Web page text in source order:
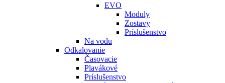
EVO
Moduly
Zostavy
Príslušenstvo
Na vodu
Odkalovanie
Časovacie
Plavákové
Príslušenstvo